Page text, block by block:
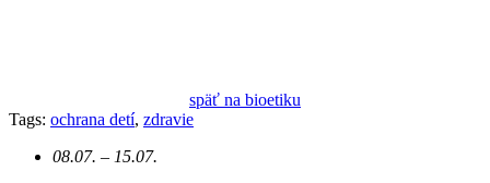
späť na bioetiku
Tags: ochrana detí, zdravie
08.07. – 15.07.